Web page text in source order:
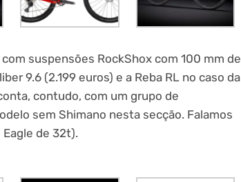
suspensões RockShox com 100 mm de
9.6 (2.199 euros) e a Reba RL no caso da
contudo, com um grupo de
sem Shimano nesta secção. Falamos
Eagle de 32t).